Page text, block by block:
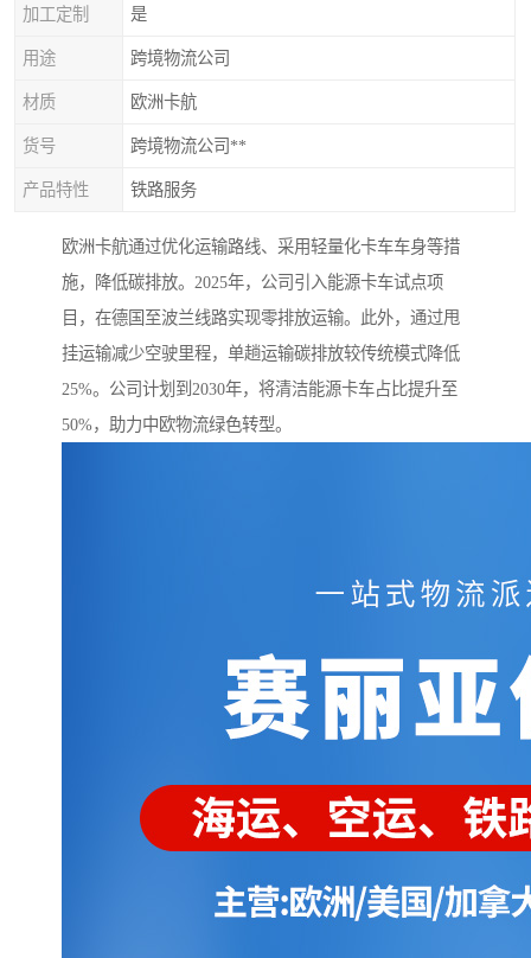
加工定制 是
用途 跨境物流公司
材质 欧洲卡航
货号 跨境物流公司**
产品特性 铁路服务
欧洲卡航通过优化运输路线、采用轻量化卡车车身等措
施，降低碳排放。2025年，公司引入能源卡车试点项
目，在德国至波兰线路实现零排放运输。此外，通过甩
挂运输减少空驶里程，单趟运输碳排放较传统模式降低
25%。公司计划到2030年，将清洁能源卡车占比提升至
50%，助力中欧物流绿色转型。